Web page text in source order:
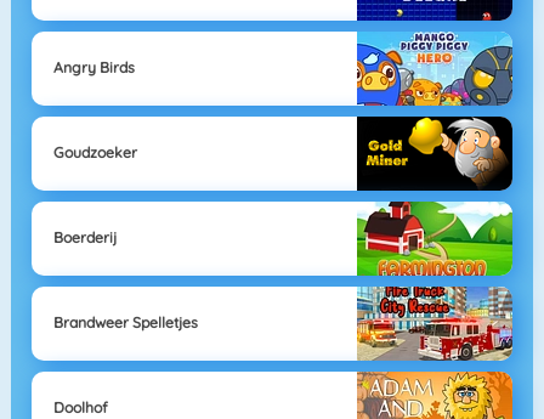
Angry Birds
Goudzoeker
Boerderij
Brandweer Spelletjes
Doolhof